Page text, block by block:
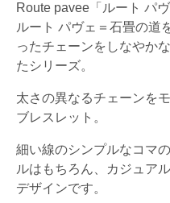
Route pavee「ルート パヴ
ルート パヴェ＝石畳の道
ったチェーンをしなやか
たシリーズ。
太さの異なるチェーンを
ブレスレット。
細い線のシンプルなコマ
ルはもちろん、カジュア
デザインです。